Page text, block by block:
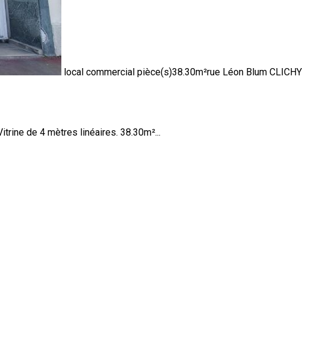
local commercial pièce(s)38.30m²rue Léon Blum CLICHY
de 4 mètres linéaires. 38.30m²...